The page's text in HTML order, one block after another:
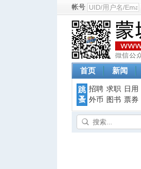
帐号
首页 新闻
跳
蚤
招聘 求职 日用
外币
图书 票券